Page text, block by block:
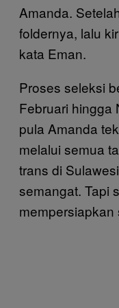
Amanda.
foldernya, lalu
kata Eman.
Proses seleksi
Februari hingga
pula Amanda
melalui semua
trans di
semangat. Tapi